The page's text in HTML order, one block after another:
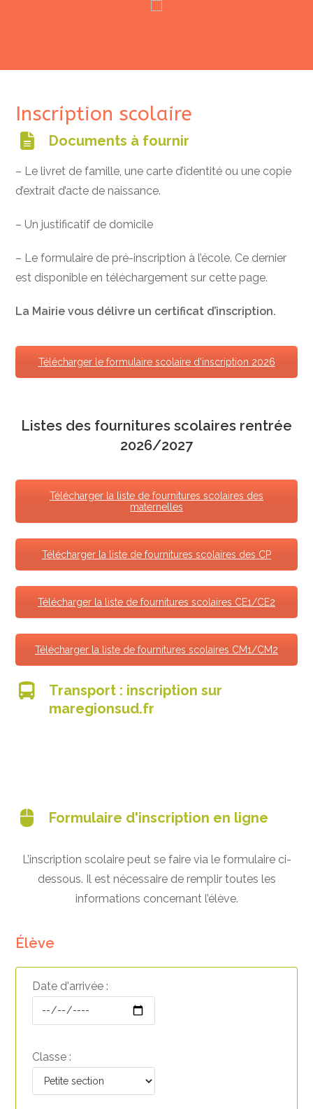
Vie Municipale
Vie Pratique
Contactez-nous
Skip
content
Inscription scolaire
Documents à fournir
– Le livret de famille, une carte d’identité ou une copie
d’extrait d’acte de naissance.
– Un justificatif de domicile
– Le formulaire de pré-inscription à l’école. Ce dernier
est disponible en téléchargement sur cette page.
La Mairie vous délivre un certificat d’inscription.
Télécharger le formulaire scolaire d'inscription 2026
Listes des fournitures scolaires rentrée
2026/2027
Télécharger la liste de fournitures scolaires des
maternelles
Télécharger la liste de fournitures scolaires des CP
Télécharger la liste de fournitures scolaires CE1/CE2
Télécharger la liste de fournitures scolaires CM1/CM2
Transport : inscription sur
maregionsud.fr
Formulaire d'inscription en ligne
L’inscription scolaire peut se faire via le formulaire ci-
dessous. Il est nécessaire de remplir toutes les
informations concernant l’élève.
Élève
Date d'arrivée :
Classe :